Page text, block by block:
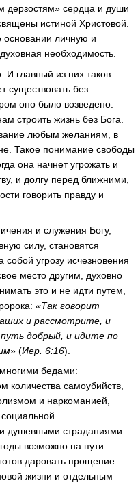
дерзостям» сердца и души
истиной Христовой.
основании личную и
необходимость.
главный из них таков:
существовать без
оно было возведено.
строить жизнь без Бога.
любым желаниям, в
Такое понимание свободы
она начнет угрожать и
и долгу перед ближними,
говорить правду и
и служения Богу,
силу, становятся
угрозу исчезновения
место другим, духовно
это и не идти путем,
«Так говорит
и рассмотрите, и
добрый, и идите по
(Иер. 6:16).
бедами:
количества самоубийств,
и наркоманией,
душевными страданиями
возможно на пути
даровать прощение
жизни и отдельным